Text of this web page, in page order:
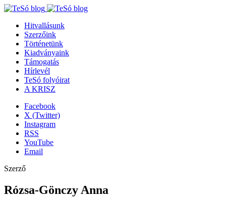
Hitvallásunk
Szerzőink
Történetünk
Kiadványaink
Támogatás
Hírlevél
TeSó folyóirat
A KRISZ
Facebook
X (Twitter)
Instagram
RSS
YouTube
Email
Szerző
Rózsa-Gönczy Anna